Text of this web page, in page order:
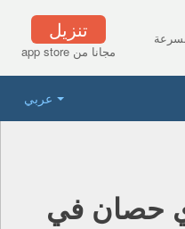
تنزيل
مجانا من app store
عربي
حصان في